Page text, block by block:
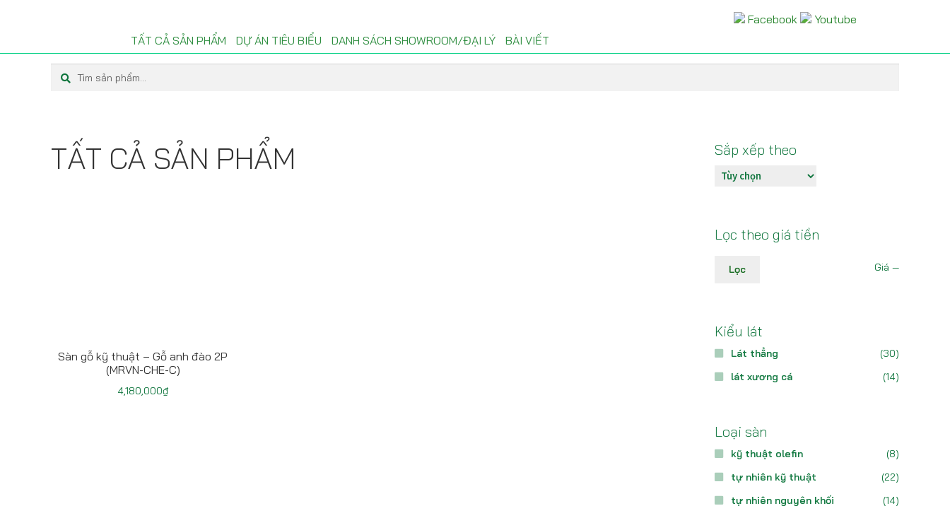
Facebook
Youtube
TẤT CẢ SẢN PHẨM
DỰ ÁN TIÊU BIỂU DANH SÁCH SHOWROOM/ĐẠI LÝ BÀI VIẾT
Tìm
kiếm:
Tìm
kiếm
TẤT CẢ SẢN PHẨM
Sàn gỗ kỹ thuật – Gỗ anh đào 2P
(MRVN-CHE-C)
4,180,000₫
Sắp xếp theo
Lọc theo giá tiền
Giá
Giá
Lọc Giá —
Kiểu lát
Lát thẳng
(30)
lát xương cá
(14)
Loại sàn
kỹ thuật olefin
(8)
tự nhiên kỹ thuật
(22)
tự nhiên nguyên khối
(14)